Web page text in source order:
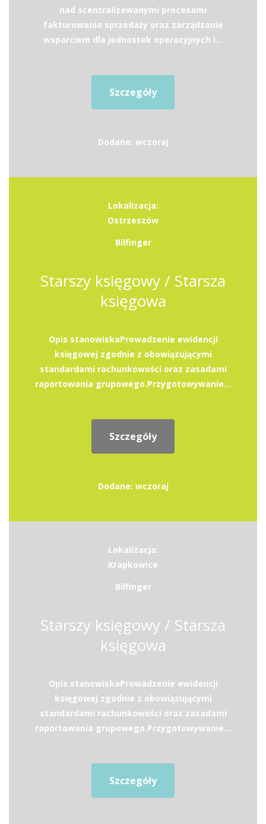
nad scentralizowanymi procesami
fakturowania sprzedaży oraz zarządzanie
wsparciem dla jednostek operacyjnych i...
Szczegóły
Dodane: wczoraj
Lokalizacja:
Ostrzeszów
Bilfinger
Starszy księgowy / Starsza
księgowa
Opis stanowiskaProwadzenie ewidencji
księgowej zgodnie z obowiązującymi
standardami rachunkowości oraz zasadami
raportowania grupowego.Przygotowywanie...
Szczegóły
Dodane: wczoraj
Lokalizacja:
Krapkowice
Bilfinger
Starszy księgowy / Starsza
księgowa
Opis stanowiskaProwadzenie ewidencji
księgowej zgodnie z obowiązującymi
standardami rachunkowości oraz zasadami
raportowania grupowego.Przygotowywanie...
Szczegóły